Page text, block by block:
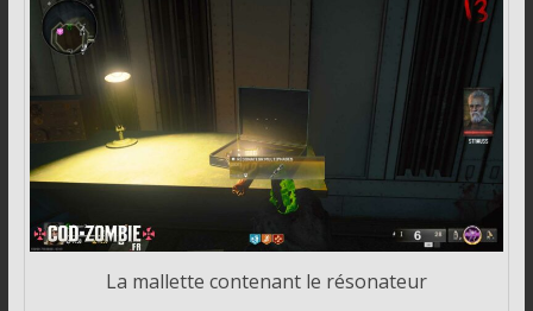
La mallette contenant le résonateur